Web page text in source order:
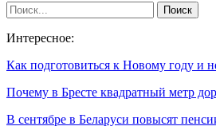
Интересное:
Как подготовиться к Новому году и
Почему в Бресте квадратный метр
В сентябре в Беларуси повысят